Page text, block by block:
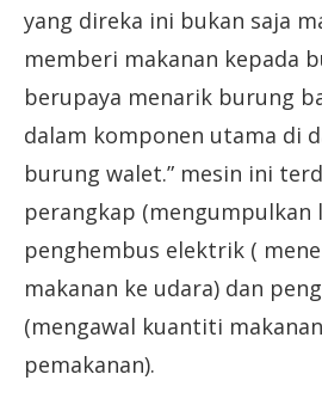
yang direka ini bukan saja
memberi makanan kepada
berupaya menarik burung
dalam komponen utama di
burung walet.” mesin ini
perangkap (mengumpulkan
penghembus elektrik (
makanan ke udara) dan
(mengawal kuantiti
pemakanan).